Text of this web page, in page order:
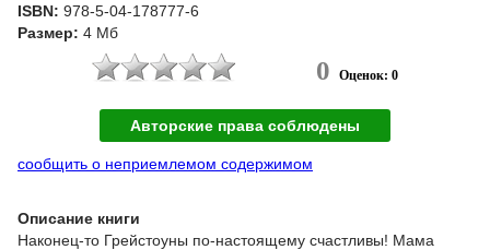
ISBN: 978-5-04-178777-6
Размер: 4 Мб
0 Оценок: 0
Авторские права соблюдены
сообщить о неприемлемом содержимом
Описание книги
Наконец-то Грейстоуны по-настоящему счастливы! Мама